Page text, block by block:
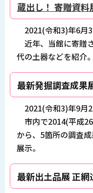
蔵出し！ 寄贈資料
2021(令和3)年6月
近年、当館に寄贈
代の土器などを紹介。
最新発掘調査成果
2021(令和3)年9月
市内で2014(平成
から、5箇所の調査
展示。
最新出土品展 正網